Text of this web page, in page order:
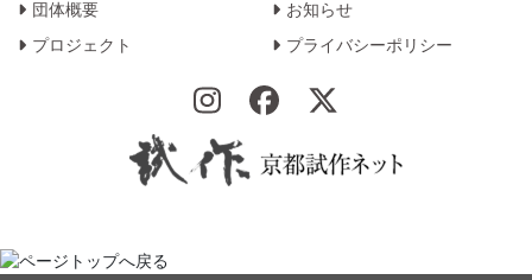
団体概要
お知らせ
プロジェクト
プライバシーポリシー